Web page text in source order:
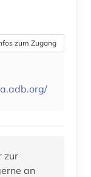
zum Zugang
zur
an